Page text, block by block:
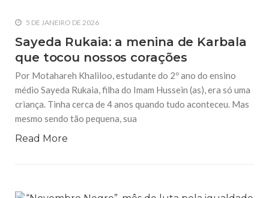
5 DE JANEIRO DE 2026
Sayeda Rukaia: a menina de Karbala
que tocou nossos corações
Por Motahareh Khaliloo, estudante do 2º ano do ensino
médio Sayeda Rukaia, filha do Imam Hussein (as), era só uma
criança. Tinha cerca de 4 anos quando tudo aconteceu. Mas
mesmo sendo tão pequena, sua
Read More